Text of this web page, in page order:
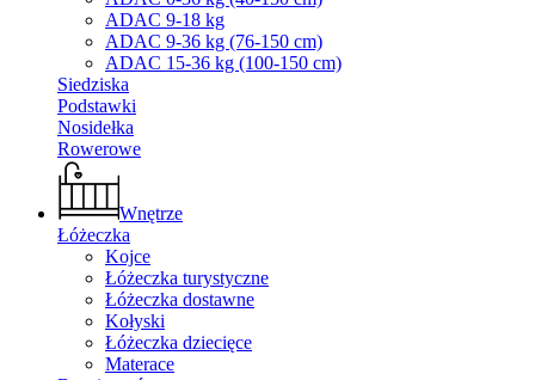
ADAC 9-18 kg
ADAC 9-36 kg (76-150 cm)
ADAC 15-36 kg (100-150 cm)
Siedziska
Podstawki
Nosidełka
Rowerowe
Wnętrze
Łóżeczka
Kojce
Łóżeczka turystyczne
Łóżeczka dostawne
Kołyski
Łóżeczka dziecięce
Materace